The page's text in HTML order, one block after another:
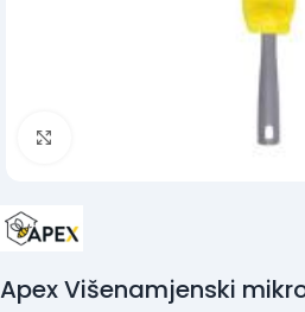
Apex Višenamjenski